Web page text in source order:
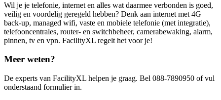
Wil je je telefonie, internet en alles wat daarmee verbonden is goed,
veilig en voordelig geregeld hebben? Denk aan internet met 4G
back-up, managed wifi, vaste en mobiele telefonie (met integratie),
telefooncentrales, router- en switchbeheer, camerabewaking, alarm,
pinnen, tv en vpn. FacilityXL regelt het voor je!
Meer weten?
De experts van FacilityXL helpen je graag. Bel 088-7890950 of vul
onderstaand formulier in.